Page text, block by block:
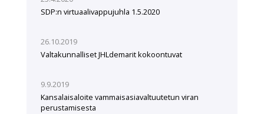
SDP:n virtuaalivappujuhla 1.5.2020
26.10.2019
Valtakunnalliset JHLdemarit kokoontuvat
9.9.2019
Kansalaisaloite vammaisasiavaltuutetun viran
perustamisesta